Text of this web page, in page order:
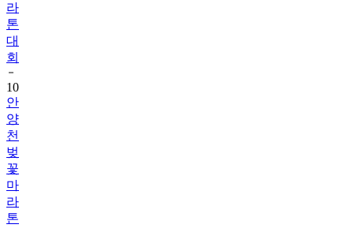
라
톤
대
회
10
안
양
천
벚
꽃
마
라
톤